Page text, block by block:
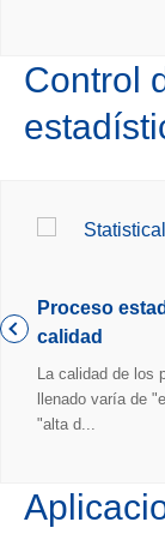
Control
Proceso
calidad
La calidad de los
llenado varía de
"alta d...